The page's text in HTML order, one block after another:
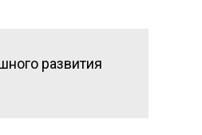
развития